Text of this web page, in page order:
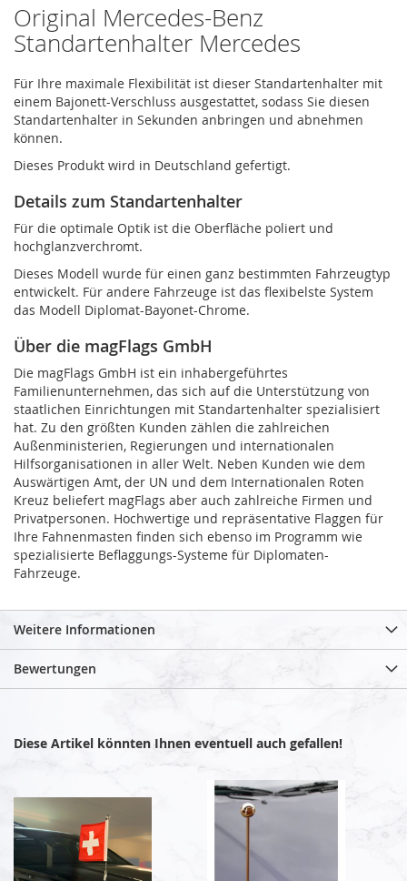
Original Mercedes-Benz
Standartenhalter Mercedes
Für Ihre maximale Flexibilität ist dieser Standartenhalter mit
einem Bajonett-Verschluss ausgestattet, sodass Sie diesen
Standartenhalter in Sekunden anbringen und abnehmen
können.
Dieses Produkt wird in Deutschland gefertigt.
Details zum Standartenhalter
Für die optimale Optik ist die Oberfläche poliert und
hochglanzverchromt.
Dieses Modell wurde für einen ganz bestimmten Fahrzeugtyp
entwickelt. Für andere Fahrzeuge ist das flexibelste System
das Modell Diplomat-Bayonet-Chrome.
Über die magFlags GmbH
Die magFlags GmbH ist ein inhabergeführtes
Familienunternehmen, das sich auf die Unterstützung von
staatlichen Einrichtungen mit Standartenhalter spezialisiert
hat. Zu den größten Kunden zählen die zahlreichen
Außenministerien, Regierungen und internationalen
Hilfsorganisationen in aller Welt. Neben Kunden wie dem
Auswärtigen Amt, der UN und dem Internationalen Roten
Kreuz beliefert magFlags aber auch zahlreiche Firmen und
Privatpersonen. Hochwertige und repräsentative Flaggen für
Ihre Fahnenmasten finden sich ebenso im Programm wie
spezialisierte Beflaggungs-Systeme für Diplomaten-
Fahrzeuge.
Weitere Informationen
Bewertungen
Diese Artikel könnten Ihnen eventuell auch gefallen!